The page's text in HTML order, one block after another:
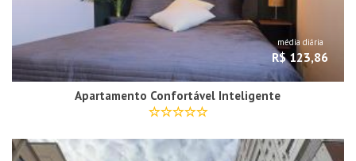
média diária
R$ 123,86
Apartamento Confortável Inteligente